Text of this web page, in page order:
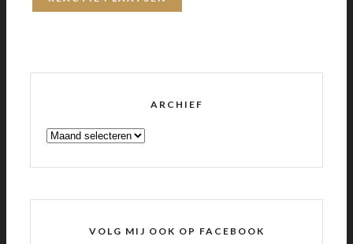
ARCHIEF
ARCHIEF
VOLG MIJ OOK OP FACEBOOK